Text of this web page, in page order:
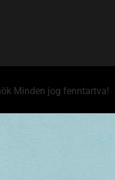
Minden jog fenntartva!